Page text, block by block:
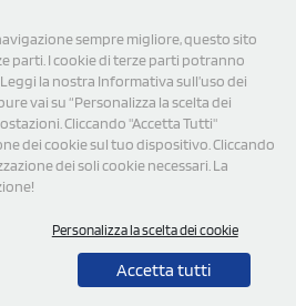
sempre migliore, questo sito
parti. I cookie di terze parti potranno
la nostra Informativa sull’uso dei
vai su “Personalizza la scelta dei
Cliccando "Accetta Tutti"
dei cookie sul tuo dispositivo. Cliccando
dei soli cookie necessari. La
Personalizza la scelta dei cookie
Accetta tutti
StampaSi S.r.l.